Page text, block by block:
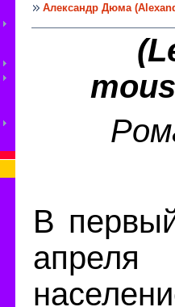
Александр Дюма
В